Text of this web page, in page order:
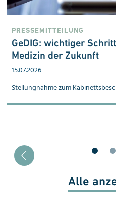
PRESSEMITTEILUNG
GeDIG: wichtiger
Medizin der Zukunft
15.07.2026
Stellungnahme zum
Alle